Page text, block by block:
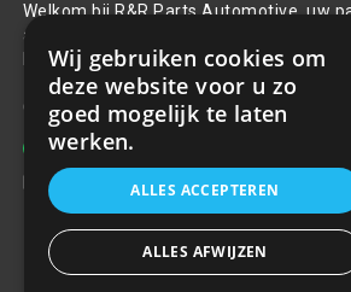
Welkom bij R&R Parts Automotive, uw
aanschaf van alle auto accessoires. Wij
beste selectie, service & prijs te bieden.
Contact
+31(0)85 486 83 17
info@rrparts.nl
Klantenservice
Wij gebruiken cookies om
deze website voor u zo
goed mogelijk te laten
werken.
ALLES ACCEPTEREN
ALLES AFWIJZEN